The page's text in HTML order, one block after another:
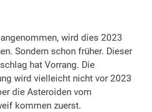
wird dies 2023
Sondern schon früher. Dieser
hat Vorrang. Die
wird vielleicht nicht vor 2023
die Asteroiden vom
kommen zuerst.